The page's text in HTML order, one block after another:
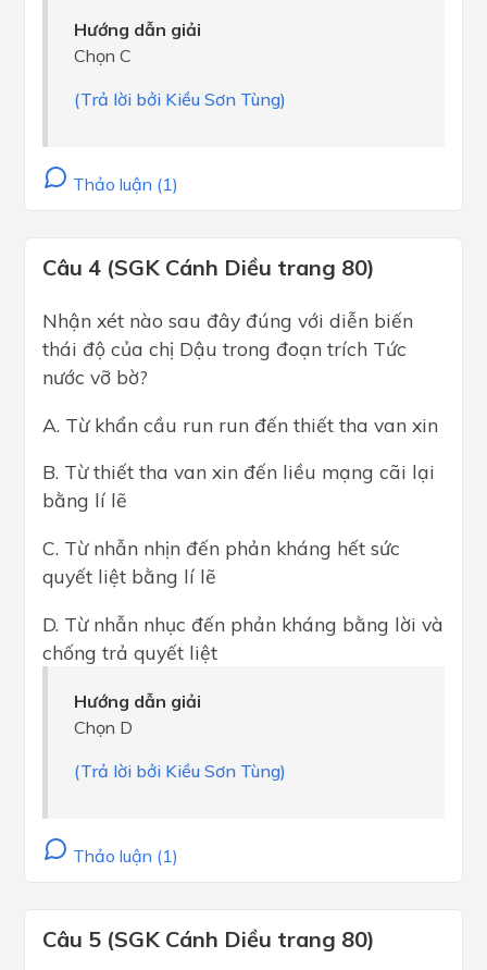
Hướng dẫn giải
Chọn C
(Trả lời bởi Kiều Sơn Tùng)
Thảo luận (1)
Câu 4 (SGK Cánh Diều trang 80)
Nhận xét nào sau đây đúng với diễn biến
thái độ của chị Dậu trong đoạn trích Tức
nước vỡ bờ?
A. Từ khẩn cầu run run đến thiết tha van xin
B. Từ thiết tha van xin đến liều mạng cãi lại
bằng lí lẽ
C. Từ nhẫn nhịn đến phản kháng hết sức
quyết liệt bằng lí lẽ
D. Từ nhẫn nhục đến phản kháng bằng lời và
chống trả quyết liệt
Hướng dẫn giải
Chọn D
(Trả lời bởi Kiều Sơn Tùng)
Thảo luận (1)
Câu 5 (SGK Cánh Diều trang 80)